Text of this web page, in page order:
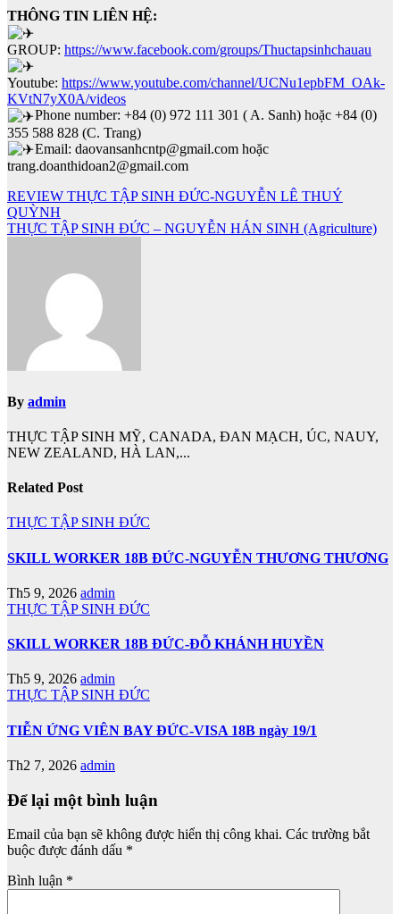
THÔNG TIN LIÊN HỆ:
GROUP: https://www.facebook.com/groups/Thuctapsinhchauau
Youtube: https://www.youtube.com/channel/UCNu1epbFM_OAk-
KVtN7yX0A/videos
Phone number: +84 (0) 972 111 301 ( A. Sanh) hoặc +84 (0)
355 588 828 (C. Trang)
Email: daovansanhcntp@gmail.com hoặc
trang.doanthidoan2@gmail.com
Điều
hướng
REVIEW THỰC TẬP SINH ĐỨC-NGUYỄN LÊ THUÝ
QUỲNH
THỰC TẬP SINH ĐỨC – NGUYỄN HÁN SINH (Agriculture)
By admin
THỰC TẬP SINH MỸ, CANADA, ĐAN MẠCH, ÚC, NAUY,
NEW ZEALAND, HÀ LAN,...
Related Post
THỰC TẬP SINH ĐỨC
SKILL WORKER 18B ĐỨC-NGUYỄN THƯƠNG THƯƠNG
Th5 9, 2026 admin
THỰC TẬP SINH ĐỨC
SKILL WORKER 18B ĐỨC-ĐỖ KHÁNH HUYỀN
Th5 9, 2026 admin
THỰC TẬP SINH ĐỨC
TIỄN ỨNG VIÊN BAY ĐỨC-VISA 18B ngày 19/1
Th2 7, 2026 admin
Để lại một bình luận
Email của bạn sẽ không được hiển thị công khai. Các trường bắt
buộc được đánh dấu *
Bình luận *